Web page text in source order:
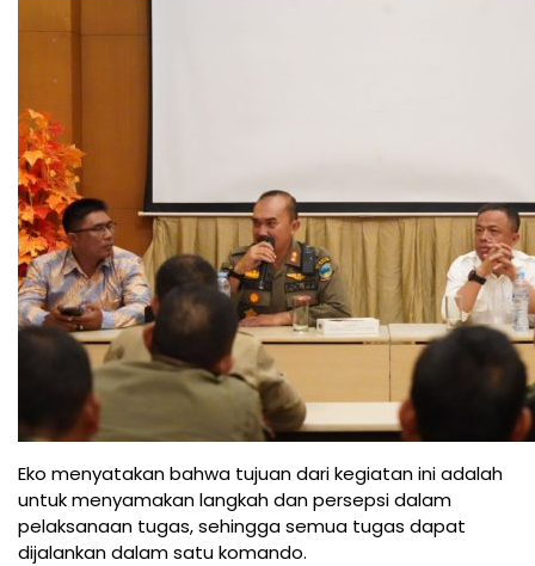
Eko menyatakan bahwa tujuan dari kegiatan ini adalah
untuk menyamakan langkah dan persepsi dalam
pelaksanaan tugas, sehingga semua tugas dapat
dijalankan dalam satu komando.